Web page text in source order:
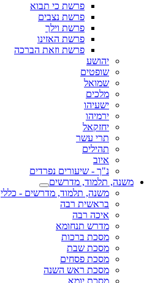
פרשת כי תבוא
פרשת נצבים
פרשת וילך
פרשת האזינו
פרשת וזאת הברכה
יהושע
שופטים
שמואל
מלכים
ישעיהו
ירמיהו
יחזקאל
תרי עשר
תהילים
איוב
נ"ך - שיעורים נפרדים
משנה, תלמוד, מדרשים
משנה, תלמוד, מדרשים - כללי
בראשית רבה
איכה רבה
מדרש תנחומא
מסכת ברכות
מסכת שבת
מסכת פסחים
מסכת ראש השנה